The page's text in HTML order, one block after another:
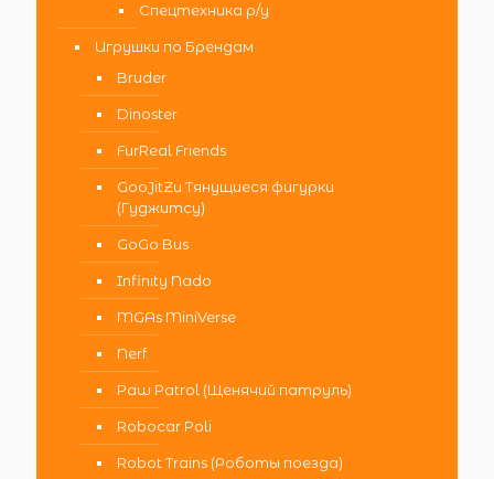
Спецтехника р/у
Игрушки по Брендам
Bruder
Dinoster
FurReal Friends
GooJitZu Тянущиеся фигурки
(Гуджитсу)
GoGo Bus
Infinity Nado
MGAs MiniVerse
Nerf
Paw Patrol (Щенячий патруль)
Robocar Poli
Robot Trains (Роботы поезда)